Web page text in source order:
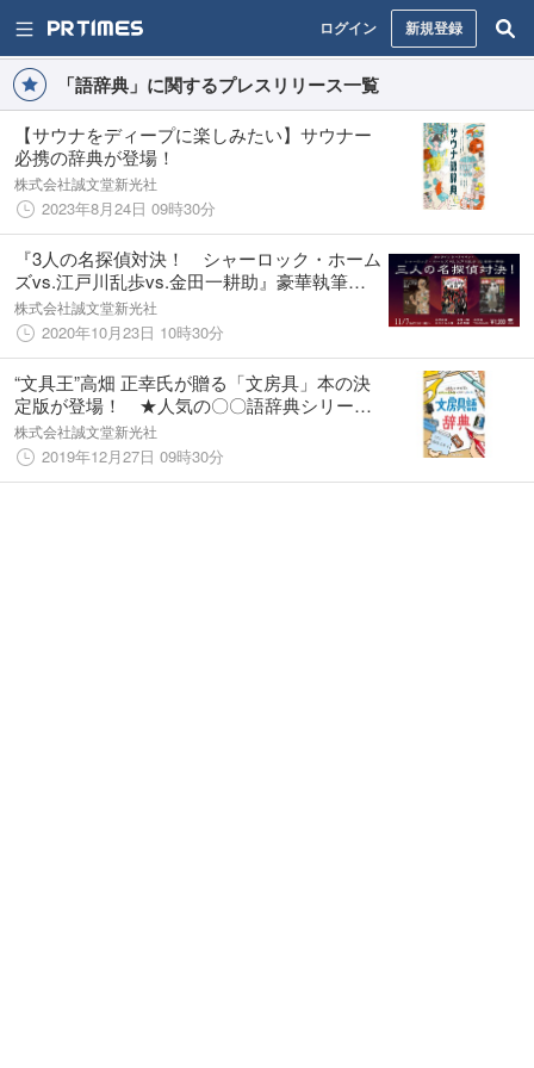
ログイン 新規登録
「語辞典」に関するプレスリリース一覧
【サウナをディープに楽しみたい】サウナー
必携の辞典が登場！
株式会社誠文堂新光社
2023年8月24日 09時30分
『3人の名探偵対決！ シャーロック・ホーム
ズvs.江戸川乱歩vs.金田一耕助』豪華執筆陣
が総出演するオンライントークイベント 開
催決定！！
株式会社誠文堂新光社
2020年10月23日 10時30分
“文具王”高畑 正幸氏が贈る「文房具」本の決
定版が登場！ ★人気の〇〇語辞典シリーズ
最新作★
株式会社誠文堂新光社
2019年12月27日 09時30分